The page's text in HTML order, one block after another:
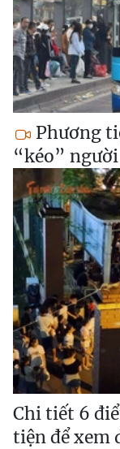
Phương
“kéo”
Chi tiết 6
tiện để xem